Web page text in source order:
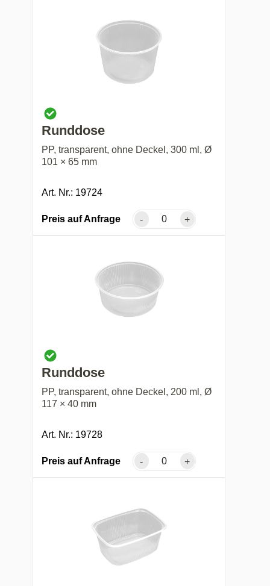
Runddose
PP, transparent, ohne Deckel, 300 ml, Ø
101 × 65 mm
Art. Nr.: 19724
Preis auf Anfrage - +
Runddose
PP, transparent, ohne Deckel, 200 ml, Ø
117 × 40 mm
Art. Nr.: 19728
Preis auf Anfrage - +